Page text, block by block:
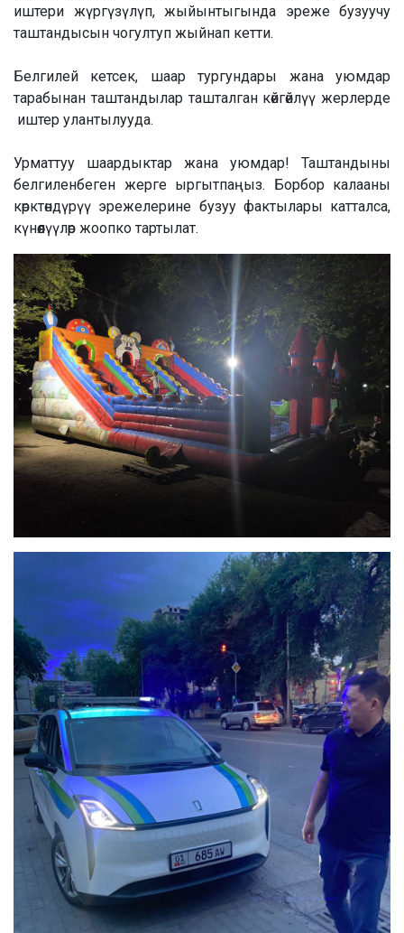
иштери жүргүзүлүп, жыйынтыгында эреже бузуучу
таштандысын чогултуп жыйнап кетти.
Белгилей кетсек, шаар тургундары жана уюмдар
тарабынан таштандылар ташталган көйгөйлүү жерлерде
иштер улантылууда.
Урматтуу шаардыктар жана уюмдар! Таштандыны
белгиленбеген жерге ыргытпаңыз. Борбор калааны
көрктөндүрүү эрежелерине бузуу фактылары катталса,
күнөөлүүлөр жоопко тартылат.